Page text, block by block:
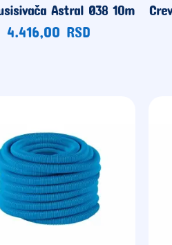
Astral Ø38 10m
4.416,00 RSD